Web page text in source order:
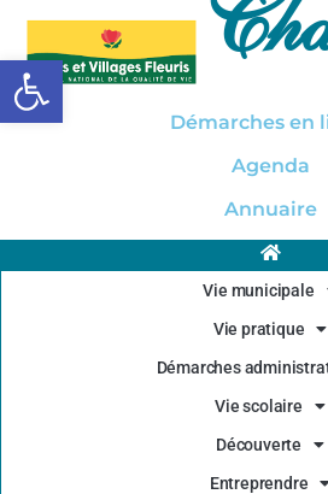
Ouvrir la barre d’outils
Démarches en
Agenda
Annuaire
Vie municipale
Vie pratique
Démarches
Vie scolaire
Découverte
Entreprendre